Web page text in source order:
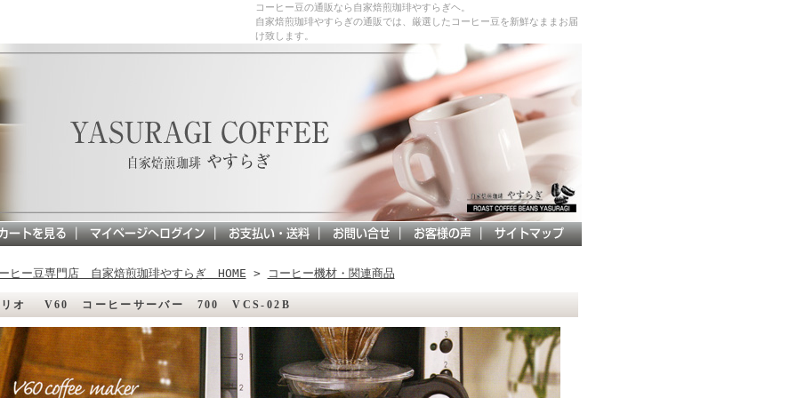
コーヒー豆の通販なら自家焙煎珈琲やすらぎヘ。
自家焙煎珈琲やすらぎの通販では、厳選したコーヒー豆を新鮮なままお届
け致します。
ヒー豆専門店 自家焙煎珈琲やすらぎ HOME > コーヒー機材・関連商品
リオ V60 コーヒーサーバー 700 VCS-02B